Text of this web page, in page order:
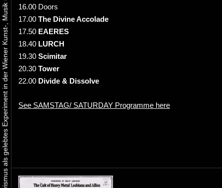
16.00 Doors
17.00 The Divine Accolade
17.50 EAERES
18.40 LURCH
19.30 Scimitar
20.30 Tower
22.00 Divide & Dissolve
See SAMSTAG/ SATURDAY Programme here